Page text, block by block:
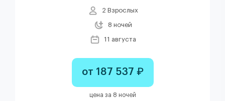
2 Взрослых
8 ночей
11 августа
от 187 537 ₽
цена за 8 ночей